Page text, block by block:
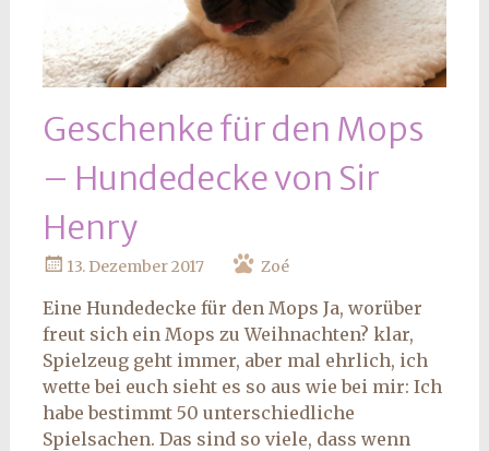
Geschenke für den Mops
– Hundedecke von Sir
Henry
13. Dezember 2017 Zoé
Eine Hundedecke für den Mops Ja, worüber
freut sich ein Mops zu Weihnachten? klar,
Spielzeug geht immer, aber mal ehrlich, ich
wette bei euch sieht es so aus wie bei mir: Ich
habe bestimmt 50 unterschiedliche
Spielsachen. Das sind so viele, dass wenn